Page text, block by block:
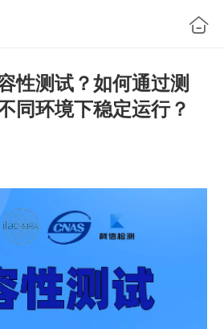
性测试？如何通过测
同环境下稳定运行？